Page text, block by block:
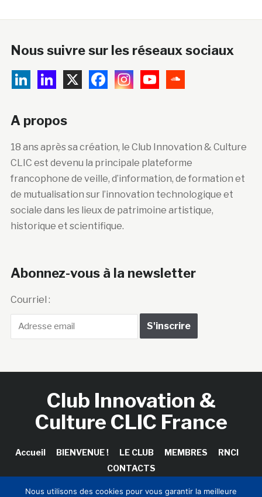
Nous suivre sur les réseaux sociaux
A propos
18 ans après sa création, le Club Innovation & Culture
CLIC est devenu la principale plateforme
francophone de veille, d’information, de formation et
de mutualisation sur l’innovation technologique et
sociale dans les lieux de patrimoine artistique,
historique et scientifique.
Abonnez-vous à la newsletter
Courriel :
Club Innovation &
Culture CLIC France
Accueil BIENVENUE ! LE CLUB MEMBRES
RNCI
CONTACTS
Nous utilisons des cookies pour vous garantir la meilleure